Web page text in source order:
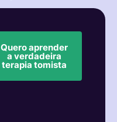
Quero aprender
a verdadeira
terapia tomista